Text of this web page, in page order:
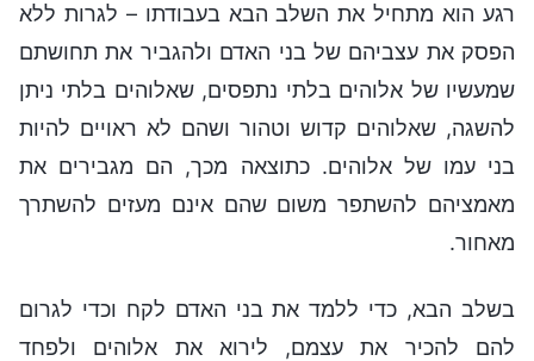
רגע הוא מתחיל את השלב הבא בעבודתו – לגרות ללא
הפסק את עצביהם של בני האדם ולהגביר את תחושתם
שמעשיו של אלוהים בלתי נתפסים, שאלוהים בלתי ניתן
להשגה, שאלוהים קדוש וטהור ושהם לא ראויים להיות
בני עמו של אלוהים. כתוצאה מכך, הם מגבירים את
מאמציהם להשתפר משום שהם אינם מעזים להשתרך
מאחור.
בשלב הבא, כדי ללמד את בני האדם לקח וכדי לגרום
להם להכיר את עצמם, לירוא את אלוהים ולפחד